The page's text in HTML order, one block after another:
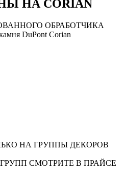
НА CORIAN
ОБРАБОТЧИКА
DuPont Corian
НА ГРУППЫ ДЕКОРОВ
СМОТРИТЕ В ПРАЙСЕ